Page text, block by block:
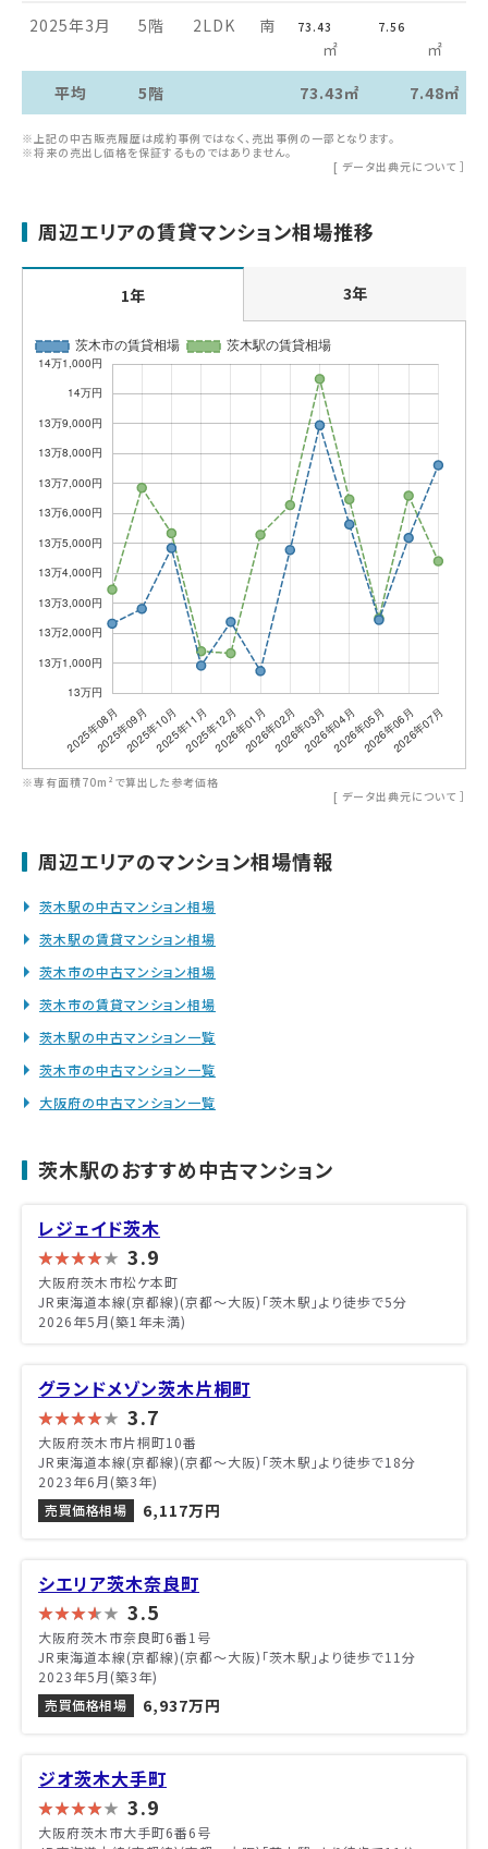
2025年3月 5階 2LDK 南 73.43
㎡
7.56
㎡
平均
5階 73.43㎡ 7.48㎡
※上記の中古販売履歴は成約事例ではなく、売出事例の一部となります。
※将来の売出し価格を保証するものではありません。
[ データ出典元について ］
周辺エリアの賃貸マンション相場推移
1年 3年
※専有面積70m²で算出した参考価格
[ データ出典元について ］
周辺エリアのマンション相場情報
茨木駅の中古マンション相場
茨木駅の賃貸マンション相場
茨木市の中古マンション相場
茨木市の賃貸マンション相場
茨木駅の中古マンション一覧
茨木市の中古マンション一覧
大阪府の中古マンション一覧
茨木駅のおすすめ中古マンション
レジェイド茨木
3.9
大阪府茨木市松ケ本町
JR東海道本線(京都線)(京都～大阪)「茨木駅」より徒歩で5分
2026年5月(築1年未満)
グランドメゾン茨木片桐町
3.7
大阪府茨木市片桐町10番
JR東海道本線(京都線)(京都～大阪)「茨木駅」より徒歩で18分
2023年6月(築3年)
売買価格相場
6,117万円
シエリア茨木奈良町
3.5
大阪府茨木市奈良町6番1号
JR東海道本線(京都線)(京都～大阪)「茨木駅」より徒歩で11分
2023年5月(築3年)
売買価格相場
6,937万円
ジオ茨木大手町
3.9
大阪府茨木市大手町6番6号